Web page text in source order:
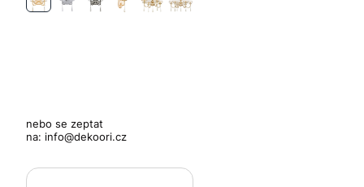
nebo se zeptat
na: info@dekoori.cz